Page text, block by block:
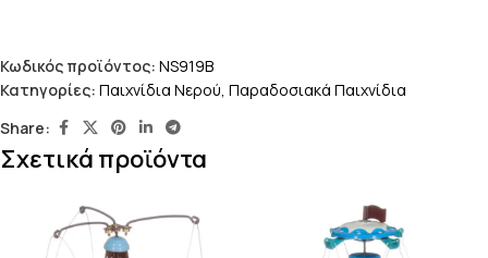
Κωδικός προϊόντος: NS919B
Κατηγορίες: Παιχνίδια Νερού, Παραδοσιακά Παιχνίδια
Share:
Σχετικά προϊόντα